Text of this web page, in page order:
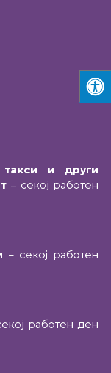
и други
– секој работен
– секој работен
работен ден